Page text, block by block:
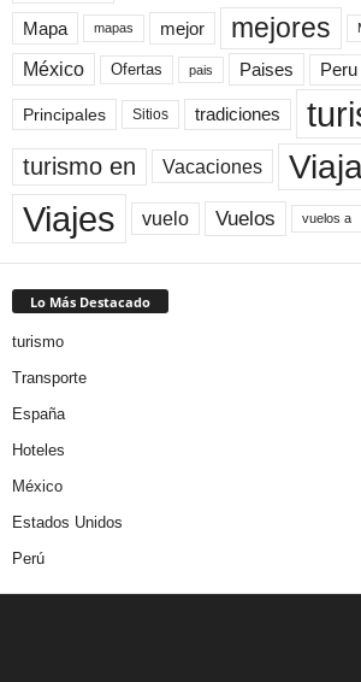
Mapa mapas mejor mejores
México Ofertas pais Paises Peru
Principales Sitios tradiciones
turismo en Vacaciones
Viajes vuelo Vuelos vuelos a
Lo Más Destacado
turismo
Transporte
España
Hoteles
México
Estados Unidos
Perú